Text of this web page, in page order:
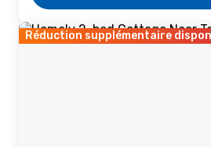
Réduction supplémentaire